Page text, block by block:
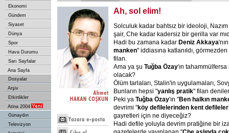
Ekonomi
Gündem
Siyaset
Dünya
Spor
Hava Durumu
Sarı Sayfalar
Ana Sayfa
Dosyalar
Arşiv
Etkinlikler
Atina 2004
Günaydın
Televizyon
Ah, sol elim!
Solculuk kadar bahtsız bir ideoloji,
şair, Che kadar kadersiz bir gerilla var
Hadi bu zamana kadar Deniz Akkaya
manken" iddiasına katlanıldı,
filan.
Ama ya şu Tuğba Özay'ın
olacak?
Ölüm tarlaları, Stalin'in uygulamaları,
Bunların hepsi "yanlış pratik" filan
Peki ya Tuğba Özay'ın "Ben halkın
devrimi "köy defilelerinden kent
gayretleri için ne diyeceğiz?
Hadi defile yoluyla devrim pratiğine bir